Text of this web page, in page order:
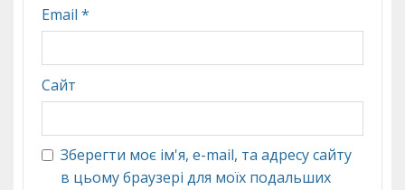
Email *
Сайт
Зберегти моє ім'я, e-mail, та адресу сайту
в цьому браузері для моїх подальших